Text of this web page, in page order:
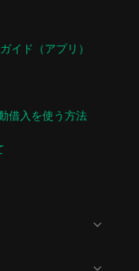
イド（アプリ）
借入を使う方法